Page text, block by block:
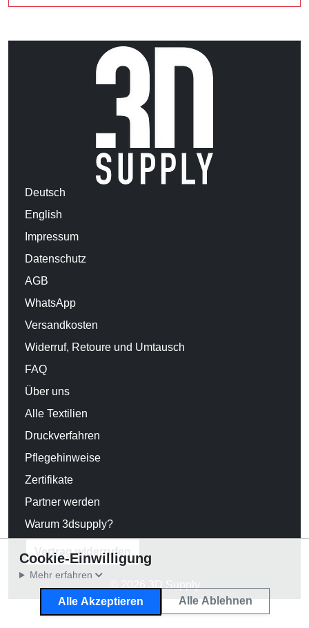
Deutsch
English
Impressum
Datenschutz
AGB
WhatsApp
Versandkosten
Widerruf, Retoure und Umtausch
FAQ
Über uns
Alle Textilien
Druckverfahren
Pflegehinweise
Zertifikate
Partner werden
Warum 3dsupply?
Vertrag widerrufen
© 2026 3D Supply
Cookie-Einwilligung
Mehr erfahren
Alle Akzeptieren Alle Ablehnen